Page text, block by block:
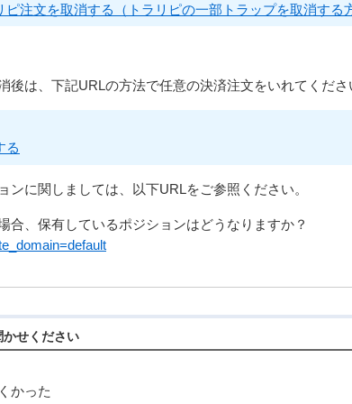
ピ注文を取消する（トラリピの一部トラップを取消する
後は、下記URLの方法で任意の決済注文をいれてくださ
る
ンに関しましては、以下URLをご参照ください。
、保有しているポジションはどうなりますか？
せください
かった